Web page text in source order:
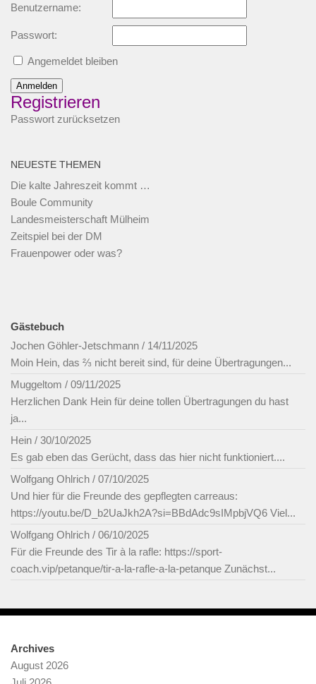
Benutzername:
Passwort:
Angemeldet bleiben
Anmelden
Registrieren
Passwort zurücksetzen
NEUESTE THEMEN
Die kalte Jahreszeit kommt …
Boule Community
Landesmeisterschaft Mülheim
Zeitspiel bei der DM
Frauenpower oder was?
Gästebuch
Jochen Göhler-Jetschmann / 14/11/2025
Moin Hein, das ⅔ nicht bereit sind, für deine Übertragungen...
Muggeltom / 09/11/2025
Herzlichen Dank Hein für deine tollen Übertragungen du hast
ja...
Hein / 30/10/2025
Es gab eben das Gerücht, dass das hier nicht funktioniert....
Wolfgang Ohlrich / 07/10/2025
Und hier für die Freunde des gepflegten carreaus:
https://youtu.be/D_b2UaJkh2A?si=BBdAdc9sIMpbjVQ6 Viel...
Wolfgang Ohlrich / 06/10/2025
Für die Freunde des Tir à la rafle: https://sport-
coach.vip/petanque/tir-a-la-rafle-a-la-petanque Zunächst...
Archives
August 2026